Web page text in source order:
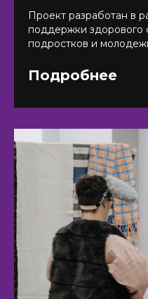
Проект разработан в
поддержки здорового
подростков и
Подробнее